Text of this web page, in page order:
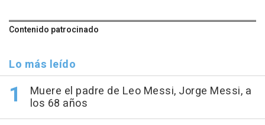
Contenido patrocinado
Lo más leído
Muere el padre de Leo Messi, Jorge Messi, a
los 68 años